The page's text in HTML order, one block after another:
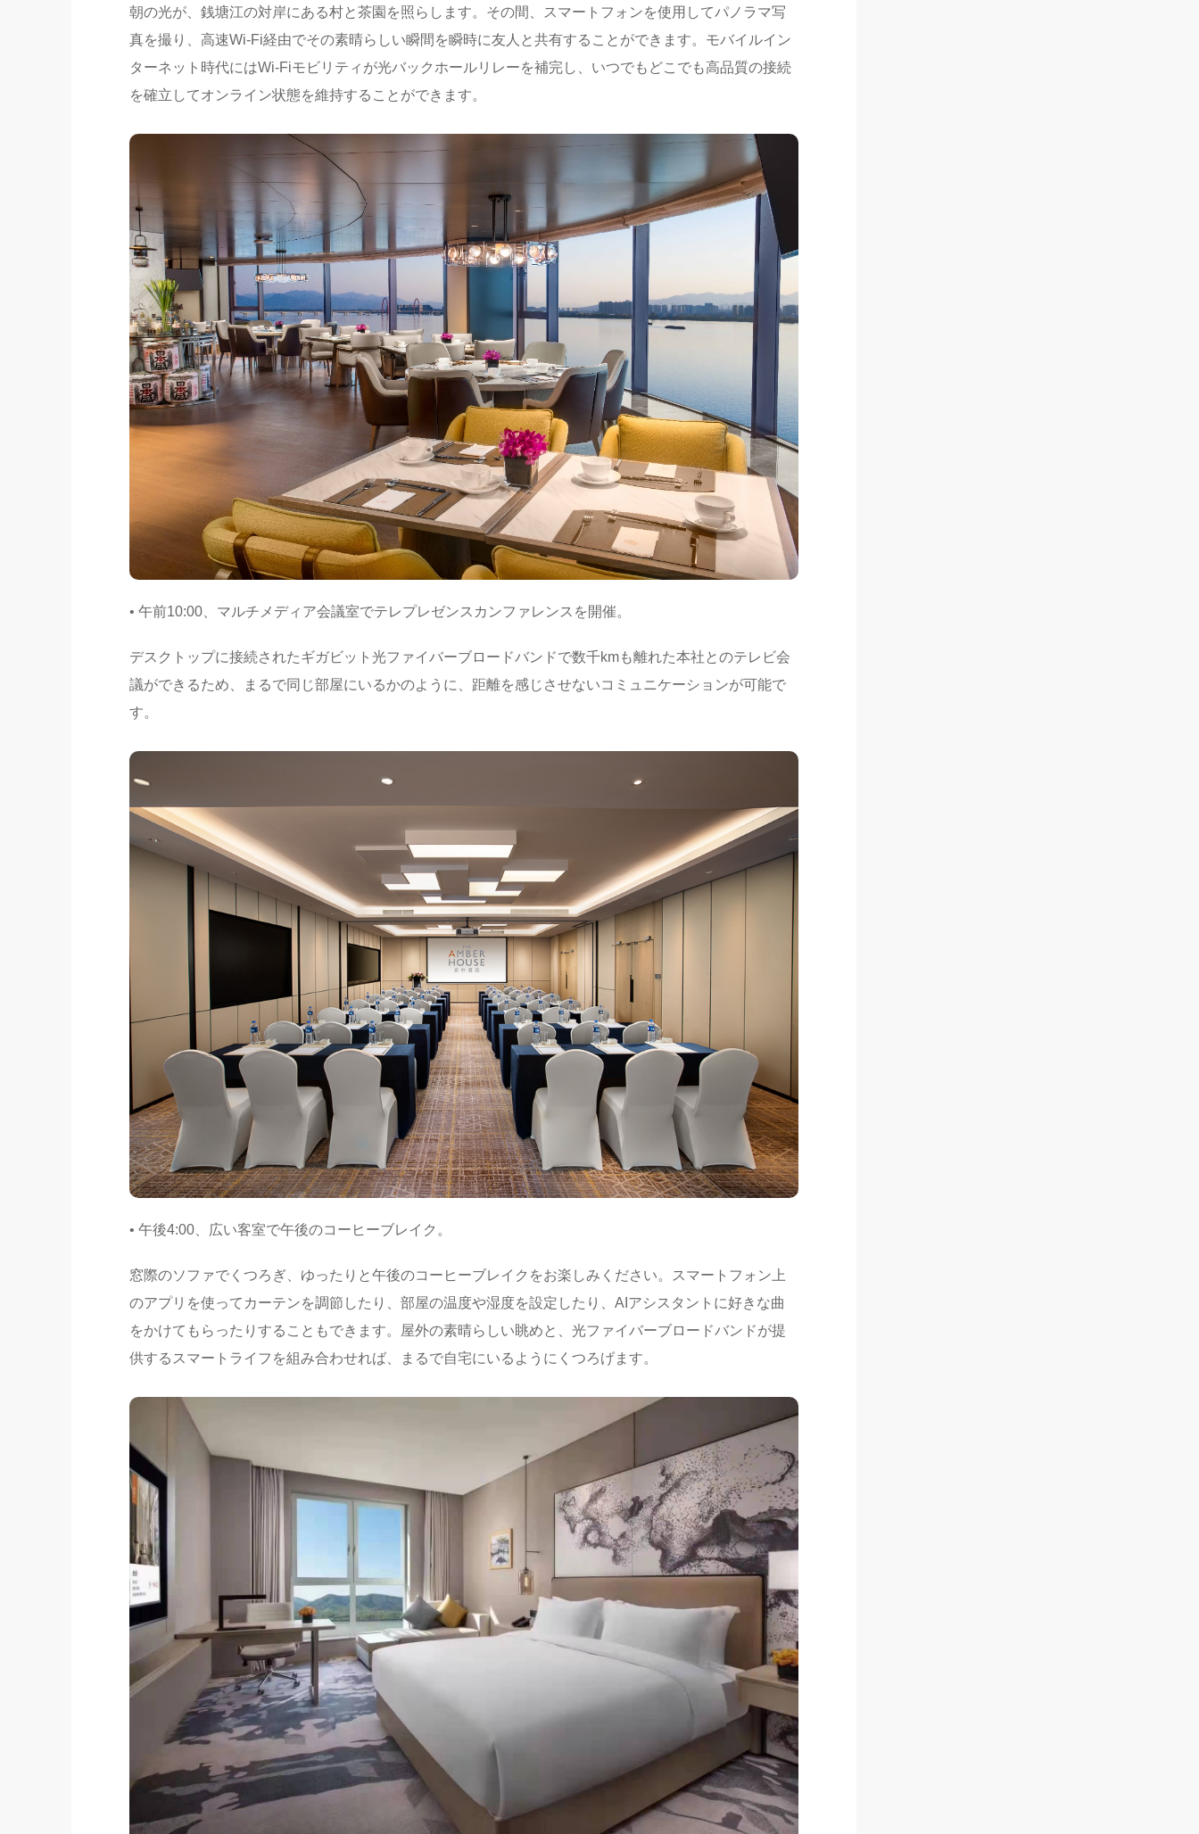
朝の光が、銭塘江の対岸にある村と茶園を照らします。その間、スマートフォンを使用してパノラマ写
真を撮り、高速Wi-Fi経由でその素晴らしい瞬間を瞬時に友人と共有することができます。モバイルイン
ターネット時代にはWi-Fiモビリティが光バックホールリレーを補完し、いつでもどこでも高品質の接続
を確立してオンライン状態を維持することができます。
• 午前10:00、マルチメディア会議室でテレプレゼンスカンファレンスを開催。
デスクトップに接続されたギガビット光ファイバーブロードバンドで数千kmも離れた本社とのテレビ会
議ができるため、まるで同じ部屋にいるかのように、距離を感じさせないコミュニケーションが可能で
す。
• 午後4:00、広い客室で午後のコーヒーブレイク。
窓際のソファでくつろぎ、ゆったりと午後のコーヒーブレイクをお楽しみください。スマートフォン上
のアプリを使ってカーテンを調節したり、部屋の温度や湿度を設定したり、AIアシスタントに好きな曲
をかけてもらったりすることもできます。屋外の素晴らしい眺めと、光ファイバーブロードバンドが提
供するスマートライフを組み合わせれば、まるで自宅にいるようにくつろげます。